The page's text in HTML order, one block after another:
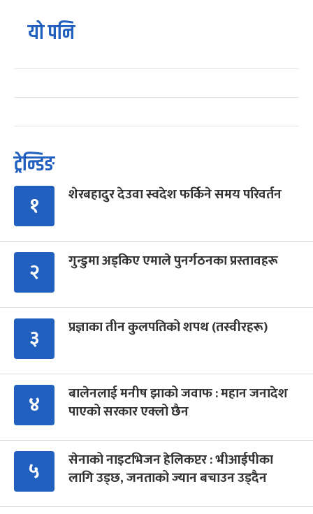
यो पनि
ट्रेन्डिङ
१ शेरबहादुर देउवा स्वदेश फर्किने समय परिवर्तन
२ गुन्डुमा अड्किए एमाले पुनर्गठनका प्रस्तावहरू
३ प्रज्ञाका तीन कुलपतिको शपथ (तस्वीरहरू)
४
बालेनलाई मनीष झाको जवाफ : महान जनादेश
पाएको सरकार एक्लो छैन
५
सेनाको नाइटभिजन हेलिकप्टर : भीआईपीका
लागि उड्छ, जनताको ज्यान बचाउन उड्दैन